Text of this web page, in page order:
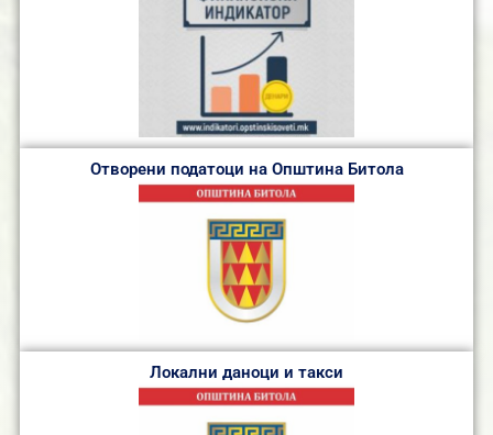
Отворени податоци на Општина Битола
Локални даноци и такси